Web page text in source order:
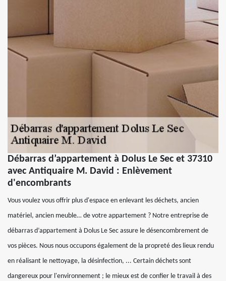
Débarras d’appartement à Dolus Le Sec et 37310
avec Antiquaire M. David : Enlèvement
d'encombrants
Vous voulez vous offrir plus d'espace en enlevant les déchets, ancien
matériel, ancien meuble… de votre appartement ? Notre entreprise de
débarras d’appartement à Dolus Le Sec assure le désencombrement de
vos pièces. Nous nous occupons également de la propreté des lieux rendu
en réalisant le nettoyage, la désinfection, ... Certain déchets sont
dangereux pour l'environnement ; le mieux est de confier le travail à des